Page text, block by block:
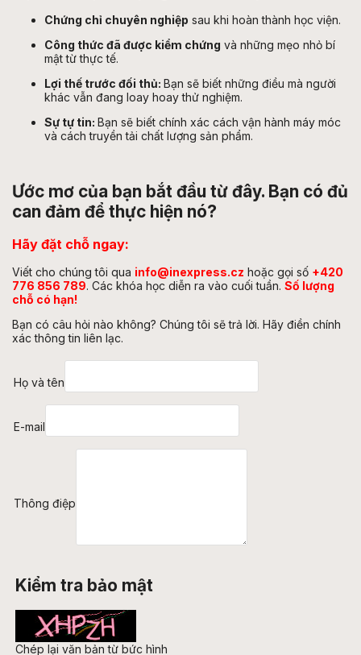
Chứng chỉ chuyên nghiệp sau khi hoàn thành học viện.
Công thức đã được kiểm chứng và những mẹo nhỏ bí
mật từ thực tế.
Lợi thế trước đối thủ: Bạn sẽ biết những điều mà người
khác vẫn đang loay hoay thử nghiệm.
Sự tự tin: Bạn sẽ biết chính xác cách vận hành máy móc
và cách truyền tải chất lượng sản phẩm.
Ước mơ của bạn bắt đầu từ đây. Bạn có đủ
can đảm để thực hiện nó?
Hãy đặt chỗ ngay:
Viết cho chúng tôi qua info@inexpress.cz hoặc gọi số +420
776 856 789. Các khóa học diễn ra vào cuối tuần. Số lượng
chỗ có hạn!
Bạn có câu hỏi nào không? Chúng tôi sẽ trả lời. Hãy điền chính
xác thông tin liên lạc.
Họ và tên
E-mail
Thông điệp
Kiểm tra bảo mật
Chép lại văn bản từ bức hình